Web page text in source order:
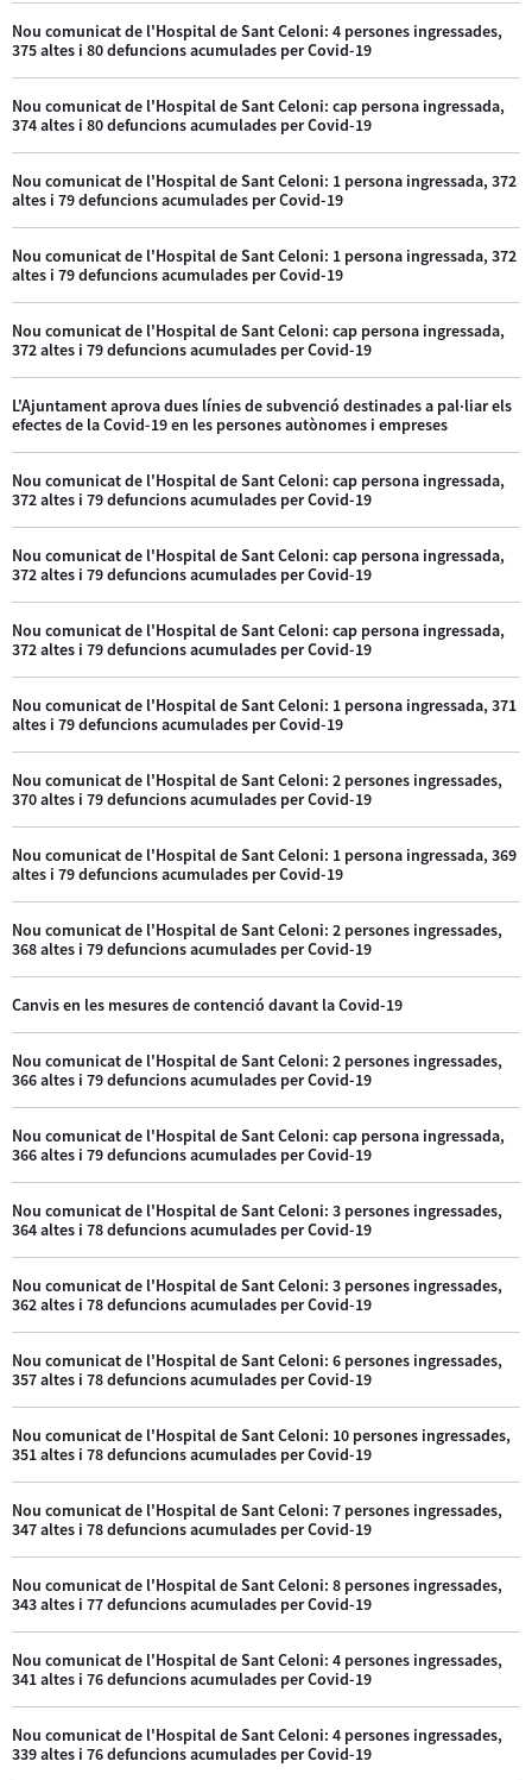
Nou comunicat de l'Hospital de Sant Celoni: 4 persones ingressades,
375 altes i 80 defuncions acumulades per Covid-19
Nou comunicat de l'Hospital de Sant Celoni: cap persona ingressada,
374 altes i 80 defuncions acumulades per Covid-19
Nou comunicat de l'Hospital de Sant Celoni: 1 persona ingressada, 372
altes i 79 defuncions acumulades per Covid-19
Nou comunicat de l'Hospital de Sant Celoni: 1 persona ingressada, 372
altes i 79 defuncions acumulades per Covid-19
Nou comunicat de l'Hospital de Sant Celoni: cap persona ingressada,
372 altes i 79 defuncions acumulades per Covid-19
L'Ajuntament aprova dues línies de subvenció destinades a pal·liar els
efectes de la Covid-19 en les persones autònomes i empreses
Nou comunicat de l'Hospital de Sant Celoni: cap persona ingressada,
372 altes i 79 defuncions acumulades per Covid-19
Nou comunicat de l'Hospital de Sant Celoni: cap persona ingressada,
372 altes i 79 defuncions acumulades per Covid-19
Nou comunicat de l'Hospital de Sant Celoni: cap persona ingressada,
372 altes i 79 defuncions acumulades per Covid-19
Nou comunicat de l'Hospital de Sant Celoni: 1 persona ingressada, 371
altes i 79 defuncions acumulades per Covid-19
Nou comunicat de l'Hospital de Sant Celoni: 2 persones ingressades,
370 altes i 79 defuncions acumulades per Covid-19
Nou comunicat de l'Hospital de Sant Celoni: 1 persona ingressada, 369
altes i 79 defuncions acumulades per Covid-19
Nou comunicat de l'Hospital de Sant Celoni: 2 persones ingressades,
368 altes i 79 defuncions acumulades per Covid-19
Canvis en les mesures de contenció davant la Covid-19
Nou comunicat de l'Hospital de Sant Celoni: 2 persones ingressades,
366 altes i 79 defuncions acumulades per Covid-19
Nou comunicat de l'Hospital de Sant Celoni: cap persona ingressada,
366 altes i 79 defuncions acumulades per Covid-19
Nou comunicat de l'Hospital de Sant Celoni: 3 persones ingressades,
364 altes i 78 defuncions acumulades per Covid-19
Nou comunicat de l'Hospital de Sant Celoni: 3 persones ingressades,
362 altes i 78 defuncions acumulades per Covid-19
Nou comunicat de l'Hospital de Sant Celoni: 6 persones ingressades,
357 altes i 78 defuncions acumulades per Covid-19
Nou comunicat de l'Hospital de Sant Celoni: 10 persones ingressades,
351 altes i 78 defuncions acumulades per Covid-19
Nou comunicat de l'Hospital de Sant Celoni: 7 persones ingressades,
347 altes i 78 defuncions acumulades per Covid-19
Nou comunicat de l'Hospital de Sant Celoni: 8 persones ingressades,
343 altes i 77 defuncions acumulades per Covid-19
Nou comunicat de l'Hospital de Sant Celoni: 4 persones ingressades,
341 altes i 76 defuncions acumulades per Covid-19
Nou comunicat de l'Hospital de Sant Celoni: 4 persones ingressades,
339 altes i 76 defuncions acumulades per Covid-19